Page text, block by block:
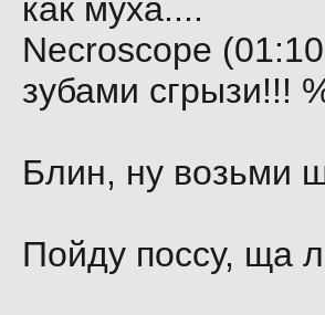
как муха....
Necroscope
зубами сгрызи!!!
Блин, ну возьми
Пойду поссу, ща